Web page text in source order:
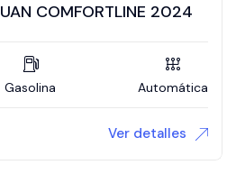
COMFORTLINE 2024
Gasolina Automática
Ver detalles